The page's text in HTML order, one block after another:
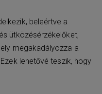
beleértve a
ütközésérzékelőket,
megakadályozza a
lehetővé teszik, hogy